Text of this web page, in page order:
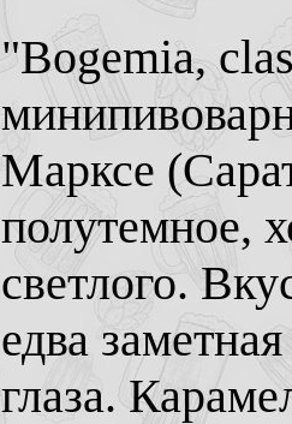
"Bogemia,
Марксе
полутемное,
светлого.
едва
глаза.